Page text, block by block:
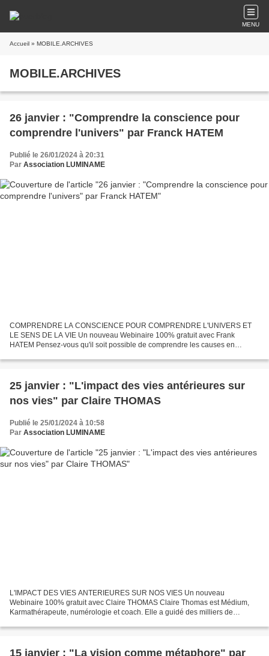
MENU
Accueil » MOBILE.ARCHIVES
MOBILE.ARCHIVES
26 janvier : "Comprendre la conscience pour
comprendre l'univers" par Franck HATEM
Publié le 26/01/2024 à 20:31
Par Association LUMINAME
COMPRENDRE LA CONSCIENCE POUR COMPRENDRE L'UNIVERS ET
LE SENS DE LA VIE Un nouveau Webinaire 100% gratuit avec Frank
HATEM Pensez-vous qu'il soit possible de comprendre les causes en
25 janvier : "L'impact des vies antérieures sur
nos vies" par Claire THOMAS
Publié le 25/01/2024 à 10:58
Par Association LUMINAME
L'IMPACT DES VIES ANTERIEURES SUR NOS VIES Un nouveau
Webinaire 100% gratuit avec Claire THOMAS Claire Thomas est Médium,
Karmathérapeute, numérologie et coach. Elle a guidé des milliers de
15 janvier : "La vision comme métaphore" par